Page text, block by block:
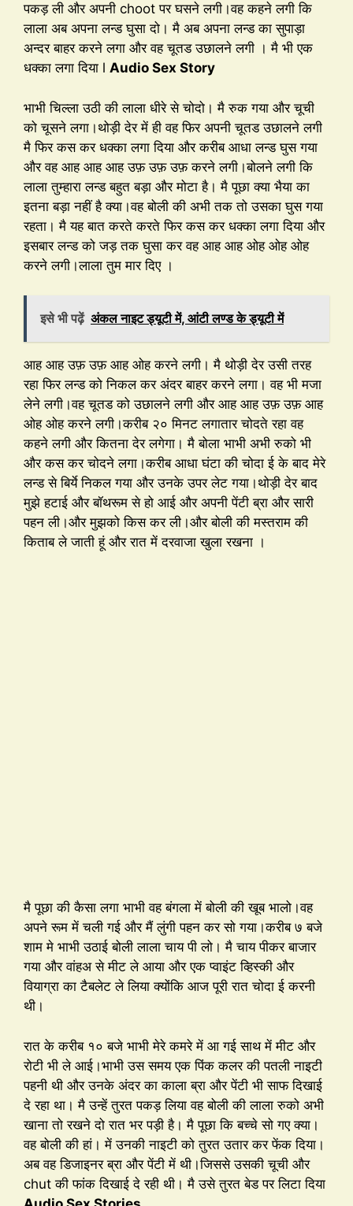
पकड़ ली और अपनी choot पर घसने लगी।वह कहने लगी कि
लाला अब अपना लन्ड घुसा दो। मै अब अपना लन्ड का सुपाड़ा
अन्दर बाहर करने लगा और वह चूतड उछालने लगी । मै भी एक
धक्का लगा दिया l Audio Sex Story
भाभी चिल्ला उठी की लाला धीरे से चोदो। मै रुक गया और चूची
को चूसने लगा।थोड़ी देर में ही वह फिर अपनी चूतड उछालने लगी
मै फिर कस कर धक्का लगा दिया और करीब आधा लन्ड घुस गया
और वह आह आह आह उफ़ उफ़ उफ़ करने लगी।बोलने लगी कि
लाला तुम्हारा लन्ड बहुत बड़ा और मोटा है। मै पूछा क्या भैया का
इतना बड़ा नहीं है क्या।वह बोली की अभी तक तो उसका घुस गया
रहता। मै यह बात करते करते फिर कस कर धक्का लगा दिया और
इसबार लन्ड को जड़ तक घुसा कर वह आह आह ओह ओह ओह
करने लगी।लाला तुम मार दिए ।
इसे भी पढ़ें अंकल नाइट ड्यूटी में, आंटी लण्ड के ड्यूटी में
आह आह उफ़ उफ़ आह ओह करने लगी। मै थोड़ी देर उसी तरह
रहा फिर लन्ड को निकल कर अंदर बाहर करने लगा। वह भी मजा
लेने लगी।वह चूतड को उछालने लगी और आह आह उफ़ उफ़ आह
ओह ओह करने लगी।करीब २० मिनट लगातार चोदते रहा वह
कहने लगी और कितना देर लगेगा। मै बोला भाभी अभी रुको भी
और कस कर चोदने लगा।करीब आधा घंटा की चोदा ई के बाद मेरे
लन्ड से बिर्ये निकल गया और उनके उपर लेट गया।थोड़ी देर बाद
मुझे हटाई और बॉथरूम से हो आई और अपनी पेंटी ब्रा और सारी
पहन ली।और मुझको किस कर ली।और बोली की मस्तराम की
किताब ले जाती हूं और रात में दरवाजा खुला रखना ।
मै पूछा की कैसा लगा भाभी वह बंगला में बोली की खूब भालो।वह
अपने रूम में चली गई और मैं लुंगी पहन कर सो गया।करीब ७ बजे
शाम मे भाभी उठाई बोली लाला चाय पी लो। मै चाय पीकर बाजार
गया और वांहअ से मीट ले आया और एक प्वाइंट व्हिस्की और
वियाग्रा का टैबलेट ले लिया क्योंकि आज पूरी रात चोदा ई करनी
थी।
रात के करीब १० बजे भाभी मेरे कमरे में आ गई साथ में मीट और
रोटी भी ले आई।भाभी उस समय एक पिंक कलर की पतली नाइटी
पहनी थी और उनके अंदर का काला ब्रा और पेंटी भी साफ दिखाई
दे रहा था। मै उन्हें तुरत पकड़ लिया वह बोली की लाला रुको अभी
खाना तो रखने दो रात भर पड़ी है। मै पूछा कि बच्चे सो गए क्या।
वह बोली की हां। में उनकी नाइटी को तुरत उतार कर फेंक दिया।
अब वह डिजाइनर ब्रा और पेंटी में थी।जिससे उसकी चूची और
chut की फांक दिखाई दे रही थी। मै उसे तुरत बेड पर लिटा दिया